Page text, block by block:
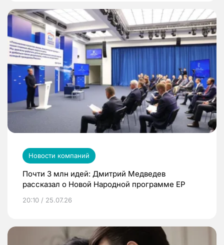
Новости компаний
Почти 3 млн идей: Дмитрий Медведев
рассказал о Новой Народной программе ЕР
20:10 / 25.07.26